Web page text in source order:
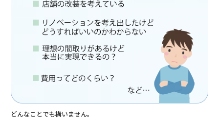
どんなことでも構いません。